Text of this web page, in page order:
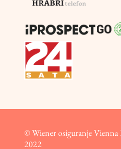
© Wiener osiguranje
2022